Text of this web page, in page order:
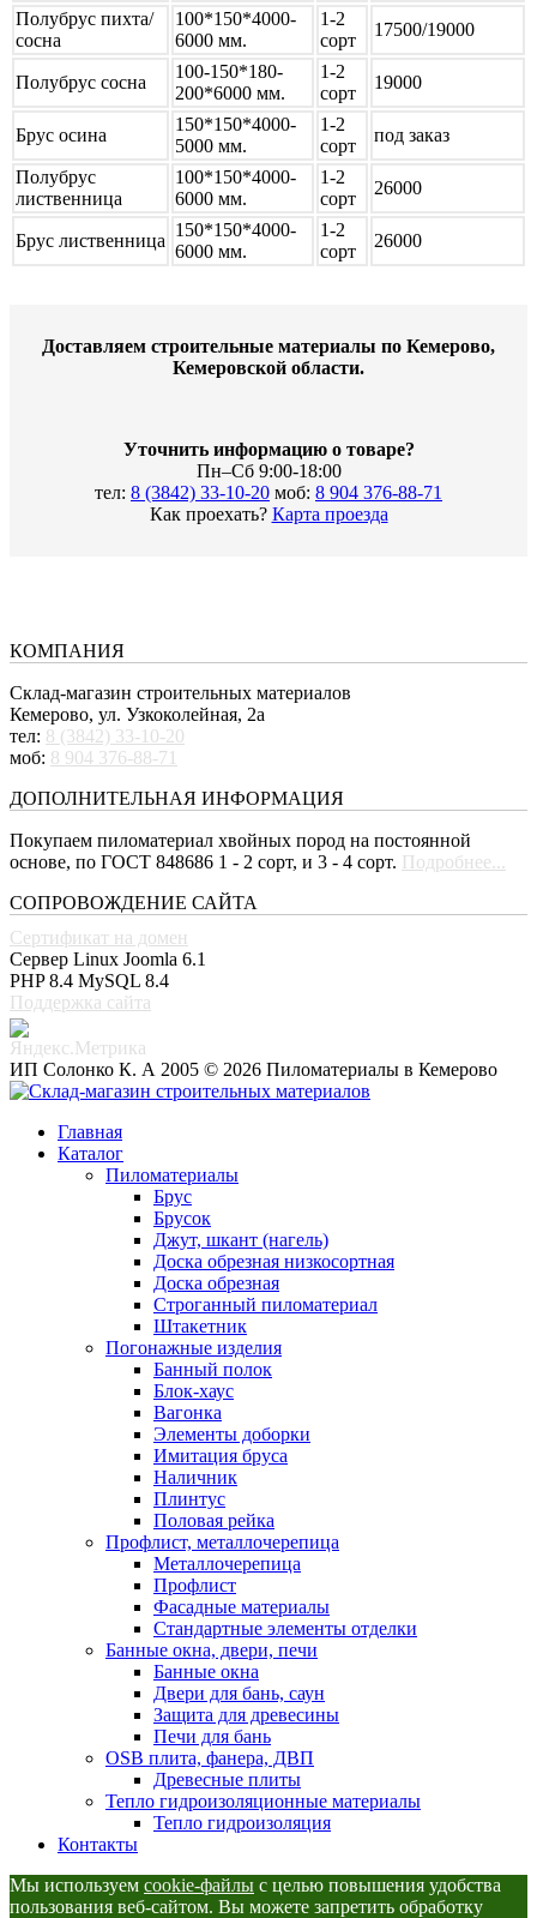
Полубрус пихта/
сосна
100*150*4000-
6000 мм.
1-2
сорт
17500/19000
Полубрус сосна
100-150*180-
200*6000 мм.
1-2
сорт
19000
Брус осина
150*150*4000-
5000 мм.
1-2
сорт
под заказ
Полубрус
лиственница
100*150*4000-
6000 мм.
1-2
сорт
26000
Брус лиственница
150*150*4000-
6000 мм.
1-2
сорт
26000
Доставляем строительные материалы по Кемерово,
Кемеровской области.
Уточнить информацию о товаре?
Пн–Сб 9:00-18:00
тел: 8 (3842) 33-10-20 моб: 8 904 376-88-71
Как проехать? Карта проезда
КОМПАНИЯ
Склад-магазин строительных материалов
Кемерово, ул. Узкоколейная, 2а
тел: 8 (3842) 33-10-20
моб: 8 904 376-88-71
ДОПОЛНИТЕЛЬНАЯ ИНФОРМАЦИЯ
Покупаем пиломатериал хвойных пород на постоянной
основе, по ГОСТ 848686 1 - 2 сорт, и 3 - 4 сорт. Подробнее...
СОПРОВОЖДЕНИЕ САЙТА
Сертификат на домен
Сервер Linux Joomla 6.1
PHP 8.4 MySQL 8.4
Поддержка сайта
ИП Солонко К. А 2005 © 2026 Пиломатериалы в Кемерово
Главная
Каталог
Пиломатериалы
Брус
Брусок
Джут, шкант (нагель)
Доска обрезная низкосортная
Доска обрезная
Строганный пиломатериал
Штакетник
Погонажные изделия
Банный полок
Блок-хаус
Вагонка
Элементы доборки
Имитация бруса
Наличник
Плинтус
Половая рейка
Профлист, металлочерепица
Металлочерепица
Профлист
Фасадные материалы
Стандартные элементы отделки
Банные окна, двери, печи
Банные окна
Двери для бань, саун
Защита для древесины
Печи для бань
ОSB плита, фанера, ДВП
Древесные плиты
Тепло гидроизоляционные материалы
Тепло гидроизоляция
Контакты
Мы используем cookie-файлы с целью повышения удобства
пользования веб-сайтом. Вы можете запретить обработку